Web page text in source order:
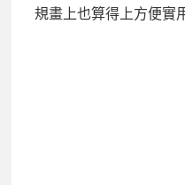
規畫上也算得上方便實